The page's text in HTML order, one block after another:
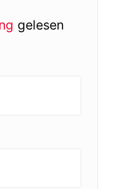
gelesen